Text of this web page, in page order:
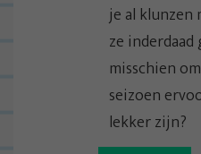
je al klunzen
ze
misschien
seizoen
lekker zijn?